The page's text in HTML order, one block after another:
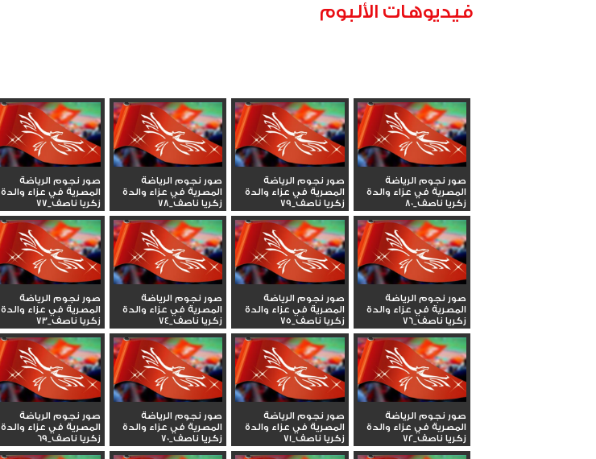
فيديوهات الألبوم
صور نجوم الرياضة
المصرية في عزاء والدة
زكريا ناصف_80
صور نجوم الرياضة
المصرية في عزاء والدة
زكريا ناصف_79
صور نجوم الرياضة
المصرية في عزاء والدة
زكريا ناصف_78
صور نجوم الرياضة
المصرية في عزاء والدة
زكريا ناصف_77
صور نجوم الرياضة
المصرية في عزاء والدة
زكريا ناصف_76
صور نجوم الرياضة
المصرية في عزاء والدة
زكريا ناصف_75
صور نجوم الرياضة
المصرية في عزاء والدة
زكريا ناصف_74
صور نجوم الرياضة
المصرية في عزاء والدة
زكريا ناصف_73
صور نجوم الرياضة
المصرية في عزاء والدة
زكريا ناصف_72
صور نجوم الرياضة
المصرية في عزاء والدة
زكريا ناصف_71
صور نجوم الرياضة
المصرية في عزاء والدة
زكريا ناصف_70
صور نجوم الرياضة
المصرية في عزاء والدة
زكريا ناصف_69